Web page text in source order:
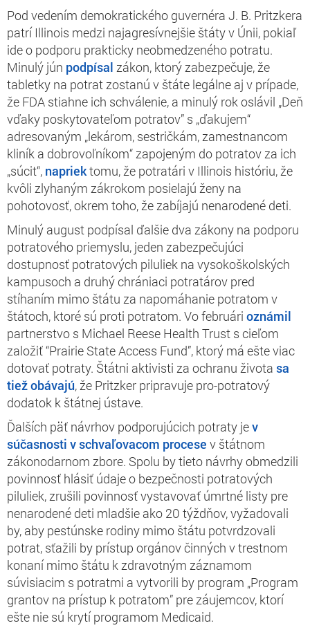
Pod vedením demokratického guvernéra J. B. Pritzkera
patrí Illinois medzi najagresívnejšie štáty v Únii, pokiaľ
ide o podporu prakticky neobmedzeného potratu.
Minulý jún podpísal zákon, ktorý zabezpečuje, že
tabletky na potrat zostanú v štáte legálne aj v prípade,
že FDA stiahne ich schválenie, a minulý rok oslávil „Deň
vďaky poskytovateľom potratov” s „ďakujem“
adresovaným „lekárom, sestričkám, zamestnancom
kliník a dobrovoľníkom“ zapojeným do potratov za ich
„súcit“, napriektomu, že potratári v Illinois históriu, že
kvôli zlyhaným zákrokom posielajú ženy na
pohotovosť, okrem toho, že zabíjajú nenarodené deti.
Minulý august podpísal ďalšie dva zákony na podporu
potratového priemyslu, jeden zabezpečujúci
dostupnosť potratových piluliek na vysokoškolských
kampusoch a druhý chrániaci potratárov pred
stíhaním mimo štátu za napomáhanie potratom v
štátoch, ktoré sú proti potratom. Vo februári oznámil
partnerstvo s Michael Reese Health Trust s cieľom
založiť “Prairie State Access Fund”, ktorý má ešte viac
dotovať potraty. Štátni aktivisti za ochranu života sa
tiež obávajú, že Pritzker pripravuje pro-potratový
dodatok k štátnej ústave.
Ďalších päť návrhov podporujúcich potraty jev
súčasnosti v schvaľovacom procese v štátnom
zákonodarnom zbore. Spolu by tieto návrhy obmedzili
povinnosť hlásiť údaje o bezpečnosti potratových
piluliek, zrušili povinnosť vystavovať úmrtné listy pre
nenarodené deti mladšie ako 20 týždňov, vyžadovali
by, aby pestúnske rodiny mimo štátu potvrdzovali
potrat, sťažili by prístup orgánov činných v trestnom
konaní mimo štátu k zdravotným záznamom
súvisiacim s potratmi a vytvorili by program „Program
grantov na prístup k potratom” pre záujemcov, ktorí
ešte nie sú krytí programom Medicaid.